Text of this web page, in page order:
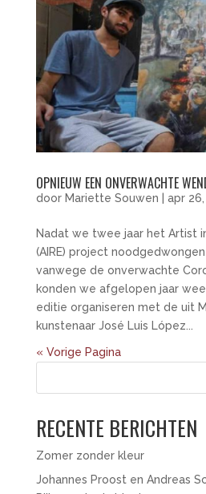
OPNIEUW EEN ONVERWACHTE
door Mariette Souwen apr
Nadat we twee jaar het Artist
(AIRE) project
vanwege de onverwachte
konden we afgelopen jaar
editie organiseren met de uit
kunstenaar José Luis López...
« Vorige Pagina
RECENTE BERICHTEN
Zomer zonder kleur
Johannes Proost en Andreas